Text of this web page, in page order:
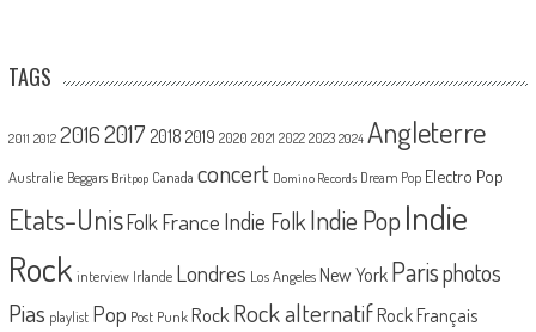
TAGS
2011 2012 20162017 2018 2019 2020 2021 2022 2023 2024 Angleterre
Australie Beggars Britpop Canada concert Domino Records Dream Pop Electro Pop
Etats-UnisFolk France Indie Folk Indie PopIndie
Rock interview Irlande Londres Los Angeles New York Parisphotos
Pias playlist Pop Post Punk Rock Rock alternatif Rock Français